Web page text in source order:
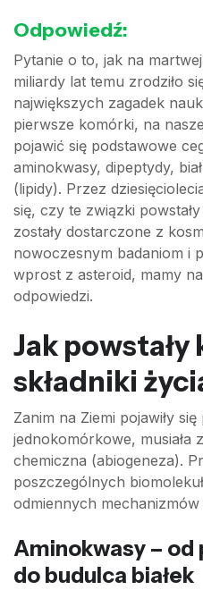
Odpowiedź:
Pytanie o to, jak na
miliardy lat temu zrodziło
największych zagadek
pierwsze komórki, na
pojawić się podstawowe
aminokwasy, dipeptydy,
(lipidy). Przez
się, czy te związki
zostały dostarczone z
nowoczesnym badaniom i
wprost z asteroid, mamy
odpowiedzi.
Jak powstały
składniki
Zanim na Ziemi pojawiły
jednokomórkowe, musiała
chemiczna (abiogeneza).
poszczególnych
odmiennych
Aminokwasy –
do budulca białek